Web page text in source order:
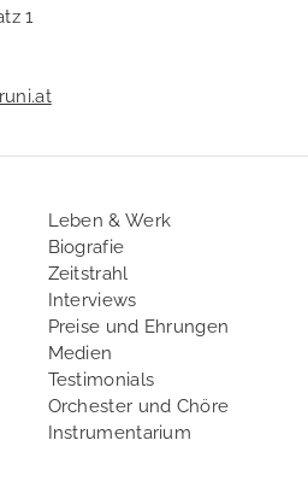
1
Footer
2
Leben & Werk
Biografie
Zeitstrahl
Interviews
Preise und Ehrungen
Medien
Testimonials
Orchester und Chöre
Instrumentarium